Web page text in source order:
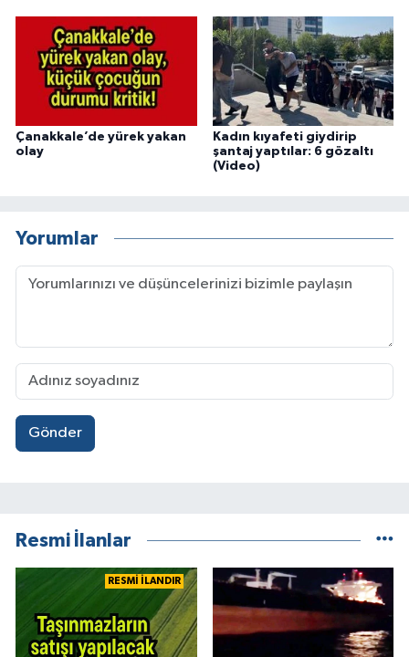
Çanakkale’de yürek yakan
olay
Kadın kıyafeti giydirip
şantaj yaptılar: 6 gözaltı
(Video)
Yorumlar
Gönder
Resmi İlanlar
RESMİ İLANDIR